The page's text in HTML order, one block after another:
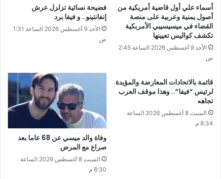
أسماء علي أول قاضية أمريكية من
أصول يمنية وعربية على منصة
القضاء في ميسيسيبي الأمربكية
تكشف كواليس تعيينها
الأحد 9 أغسطس 2026 الساعة 2:45
ص
فضيحة نسائية تزلزل عرش
إنفانتينو.. و فيفا برد
الأحد 9 أغسطس 2026 الساعة 1:31
ص
قائمة بالاتحادات المعارضة والمؤيدة
لرئيس “فيفا”.. وهذا موقف العرب
تجاهه
السبت 8 أغسطس 2026 الساعة
8:34 م
وفاة والد ميسي عن 68 عاما بعد
صراع مع المرض
السبت 8 أغسطس 2026 الساعة
8:30 م